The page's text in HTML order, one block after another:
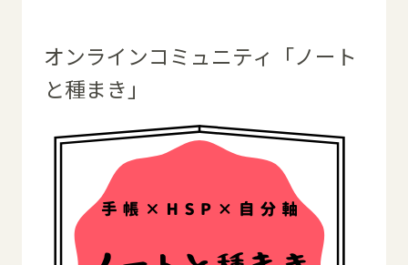
オンラインコミュニティ「ノート
と種まき」